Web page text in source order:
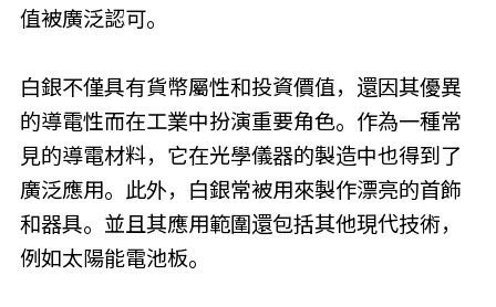
值被廣泛認可。
白銀不僅具有貨幣屬性和投資價值，還因其優異
的導電性而在工業中扮演重要角色。作為一種常
見的導電材料，它在光學儀器的製造中也得到了
廣泛應用。此外，白銀常被用來製作漂亮的首飾
和器具。並且其應用範圍還包括其他現代技術，
例如太陽能電池板。